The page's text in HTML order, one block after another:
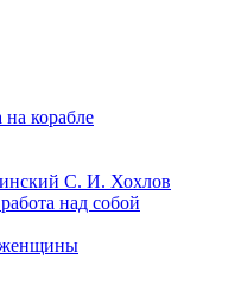
на корабле
С. И. Хохлов
над собой